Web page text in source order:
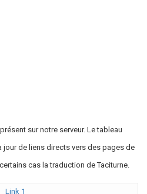
sur notre serveur. Le tableau
jour de liens directs vers des pages de
cas la traduction de Taciturne.
Link 1